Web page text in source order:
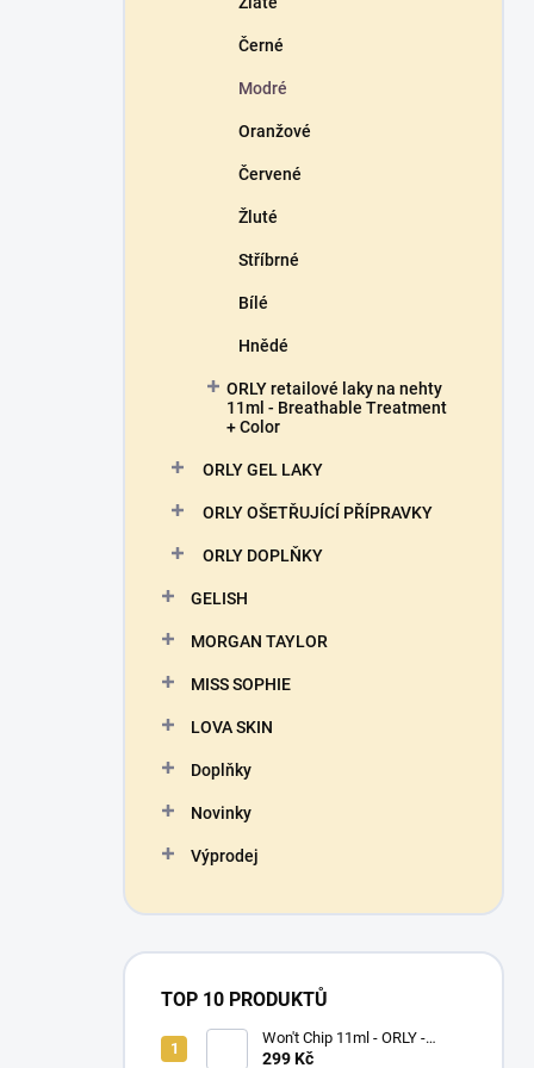
Černé
Modré
Oranžové
Červené
Žluté
Stříbrné
Bílé
Hnědé
ORLY retailové laky na nehty
11ml - Breathable Treatment
+ Color
ORLY GEL LAKY
ORLY OŠETŘUJÍCÍ PŘÍPRAVKY
ORLY DOPLŇKY
GELISH
MORGAN TAYLOR
MISS SOPHIE
LOVA SKIN
Doplňky
Novinky
Výprodej
TOP 10 PRODUKTŮ
Won't Chip 11ml - ORLY -
vrchní vrstva proti olupování
299 Kč